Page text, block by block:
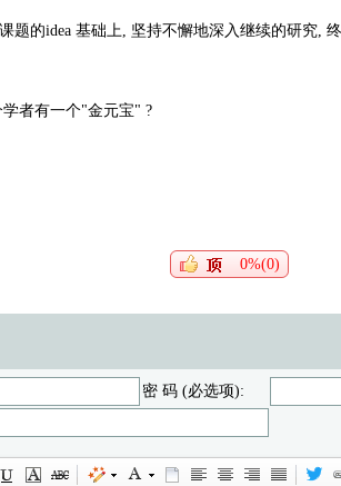
题的idea 基础上, 坚持不懈地深入继续的研究,
学者有一个"金元宝" ?
0%(0)
密 码 (必选项):